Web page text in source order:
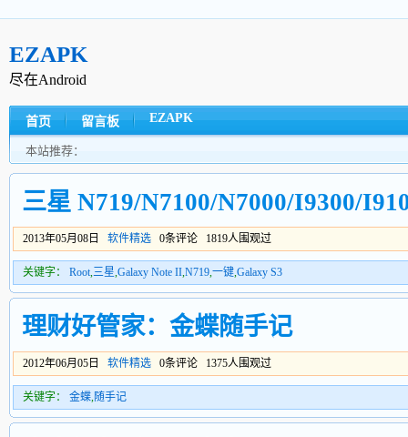
EZAPK
尽在Android
首页 留言板 EZAPK
本站推荐：
三星 N719/N7100/N7000/I9300/
2013年05月08日 软件精选 0条评论 1819人围观过
关键字： Root,三星,Galaxy Note II,N719,一键,Galaxy S3
理财好管家：金蝶随手记
2012年06月05日 软件精选 0条评论 1375人围观过
关键字： 金蝶,随手记